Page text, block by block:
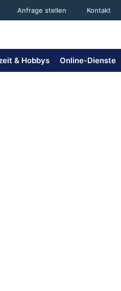
Anfrage stellen Kontakt
& Hobbys Online-Dienste